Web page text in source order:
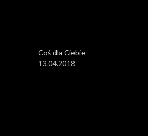
Coś dla Ciebie
13.04.2018